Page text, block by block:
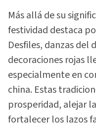
Más allá de su
festividad destaca
Desfiles, danzas del
decoraciones rojas
especialmente en
china. Estas
prosperidad, alejar
fortalecer los lazos